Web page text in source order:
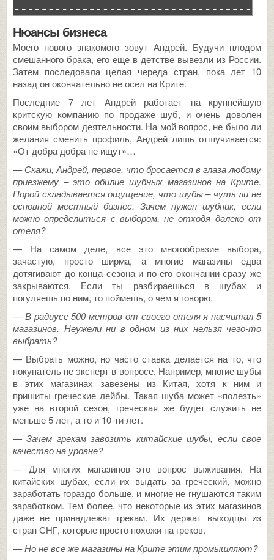
Нюансы бизнеса
Моего нового знакомого зовут Андрей. Будучи плодом
смешанного брака, его еще в детстве вывезли из России.
Затем последовала целая череда стран, пока лет 10
назад он окончательно не осел на Крите.
Последние 7 лет Андрей работает на крупнейшую
критскую компанию по продаже шуб, и очень доволен
своим выбором деятельности. На мой вопрос, не было ли
желания сменить профиль, Андрей лишь отшучивается:
«От добра добра не ищут»…
— Скажи, Андрей, первое, что бросается в глаза любому
приезжему – это обилие шубных магазинов на Крите.
Порой складывается ощущение, что шубы – чуть ли не
основной местный бизнес. Зачем нужен шубник, если
можно определиться с выбором, не отходя далеко от
отеля?
— На самом деле, все это многообразие выбора,
зачастую, просто ширма, а многие магазины едва
дотягивают до конца сезона и по его окончании сразу же
закрываются. Если ты разбираешься в шубах и
погуляешь по ним, то поймешь, о чем я говорю.
— В радиусе 500 метров от своего отеля я насчитал 5
магазинов. Неужели ни в одном из них нельзя чего-то
выбрать?
— Выбрать можно, но часто ставка делается на то, что
покупатель не эксперт в вопросе. Например, многие шубы
в этих магазинах завезены из Китая, хотя к ним и
пришиты греческие лейбы. Такая шуба может «полезть»
уже на второй сезон, греческая же будет служить не
меньше 5 лет, а то и 10-ти лет.
— Зачем грекам завозить китайские шубы, если свое
качество на уровне?
— Для многих магазинов это вопрос выживания. На
китайских шубах, если их выдать за греческий, можно
заработать гораздо больше, и многие не гнушаются таким
заработком. Тем более, что некоторые из этих магазинов
даже не принадлежат грекам. Их держат выходцы из
стран СНГ, которые просто похожи на греков.
— Но не все же магазины на Крите этим промышляют?